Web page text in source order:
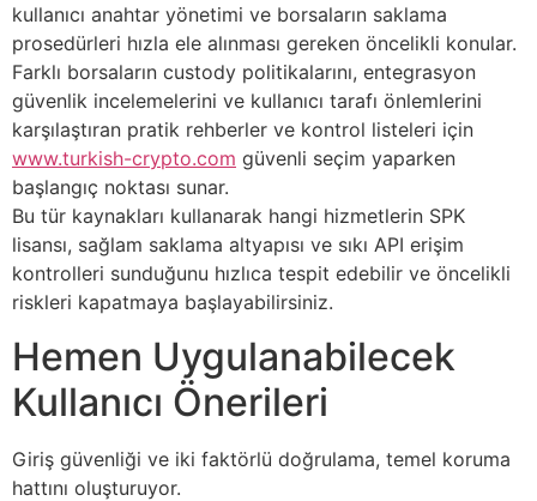
kullanıcı anahtar yönetimi ve borsaların saklama
prosedürleri hızla ele alınması gereken öncelikli konular.
Farklı borsaların custody politikalarını, entegrasyon
güvenlik incelemelerini ve kullanıcı tarafı önlemlerini
karşılaştıran pratik rehberler ve kontrol listeleri için
www.turkish-crypto.com güvenli seçim yaparken
başlangıç noktası sunar.
Bu tür kaynakları kullanarak hangi hizmetlerin SPK
lisansı, sağlam saklama altyapısı ve sıkı API erişim
kontrolleri sunduğunu hızlıca tespit edebilir ve öncelikli
riskleri kapatmaya başlayabilirsiniz.
Hemen Uygulanabilecek
Kullanıcı Önerileri
Giriş güvenliği ve iki faktörlü doğrulama, temel koruma
hattını oluşturuyor.